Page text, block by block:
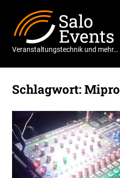
springen
Veranstaltungstechnik und mehr…
Schlagwort:Mipro